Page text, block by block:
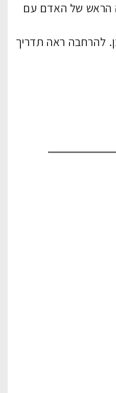
הראש של האדם עם
להרחבה ראה תדריך